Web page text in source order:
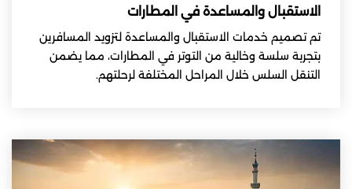
الاستقبال والمساعدة في المطارات
تم تصميم خدمات الاستقبال والمساعدة لتزويد المسافرين
بتجربة سلسة وخالية من التوتر في المطارات، مما يضمن
التنقل السلس خلال المراحل المختلفة لرحلتهم.